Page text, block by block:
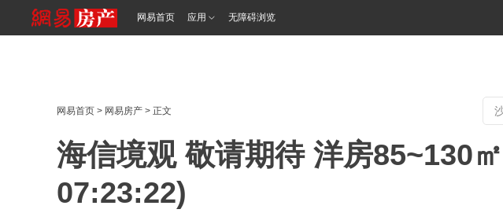
网易首页 应用 无障碍浏览
网易首页 > 网易房产 > 正文
海信境观 敬请期待 洋房85~130
07:23:22)